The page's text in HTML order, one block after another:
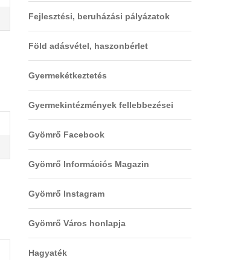
Fejlesztési, beruházási pályázatok
Föld adásvétel, haszonbérlet
Gyermekétkeztetés
Gyermekintézmények fellebbezései
Gyömrő Facebook
Gyömrő Információs Magazin
Gyömrő Instagram
Gyömrő Város honlapja
Hagyaték